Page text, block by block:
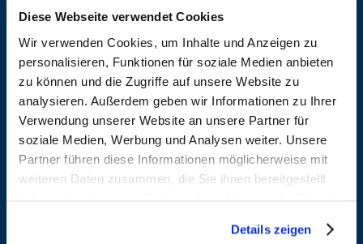
Diese Webseite verwendet Cookies
Wir verwenden Cookies, um Inhalte und Anzeigen zu
personalisieren, Funktionen für soziale Medien anbieten
zu können und die Zugriffe auf unsere Website zu
analysieren. Außerdem geben wir Informationen zu Ihrer
Verwendung unserer Website an unsere Partner für
soziale Medien, Werbung und Analysen weiter. Unsere
Partner führen diese Informationen möglicherweise mit
weiteren Daten zusammen, die Sie ihnen bereitgestellt
geben, können Sie diese jederzeit in der
Details zeigen
Jens
Entdecken
Rachid
Entdecken